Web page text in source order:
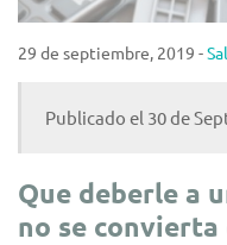
29 de septiembre, 2019 -
Publicado el 30 de
Que deberle a
no se convierta